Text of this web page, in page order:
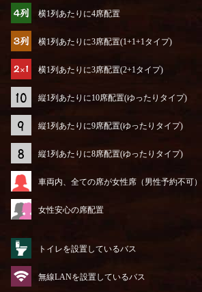
横1列あたりに4席配置
横1列あたりに3席配置(1+1+1タイプ)
横1列あたりに3席配置(2+1タイプ)
縦1列あたりに10席配置(ゆったりタイプ)
縦1列あたりに9席配置(ゆったりタイプ)
縦1列あたりに8席配置(ゆったりタイプ)
車両内、全ての席が女性席（男性予約不可）
女性安心の席配置
トイレを設置しているバス
無線LANを設置しているバス